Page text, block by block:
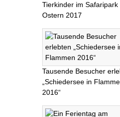
Tierkinder im Safaripark
Ostern 2017
Tausende Besucher
„Schiedersee in
2016“